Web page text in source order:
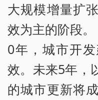
大规模增量扩
效为主的阶段
0年，城市开
效。未来5年，
的城市更新将